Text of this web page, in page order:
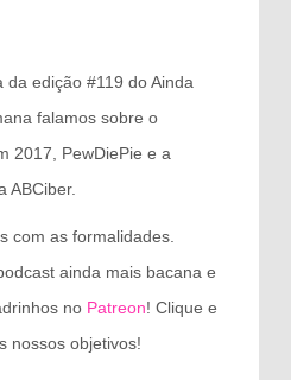
da edição #119 do Ainda
falamos sobre o
2017, PewDiePie e a
ABCiber.
com as formalidades.
ainda mais bacana e
no Patreon! Clique e
nossos objetivos!